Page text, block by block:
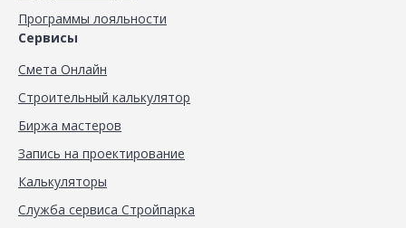
Программы лояльности
Сервисы
Смета Онлайн
Строительный калькулятор
Биржа мастеров
Запись на проектирование
Калькуляторы
Служба сервиса Стройпарка